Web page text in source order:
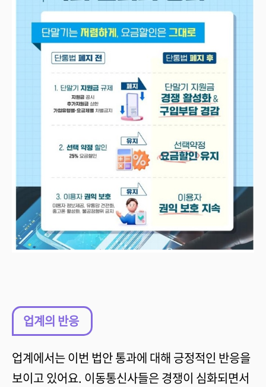
업계의 반응
업계에서는 이번 법안 통과에 대해 긍정적인 반응을
보이고 있어요. 이동통신사들은 경쟁이 심화되면서